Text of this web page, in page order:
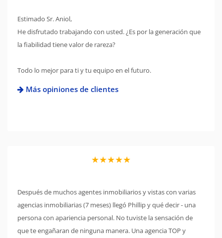
Estimado Sr. Aniol,
He disfrutado trabajando con usted. ¿Es por la generación que
la fiabilidad tiene valor de rareza?
Todo lo mejor para ti y tu equipo en el futuro.
Más opiniones de clientes
★★★★★
Después de muchos agentes inmobiliarios y vistas con varias
agencias inmobiliarias (7 meses) llegó Phillip y qué decir - una
persona con apariencia personal. No tuviste la sensación de
que te engañaran de ninguna manera. Una agencia TOP y